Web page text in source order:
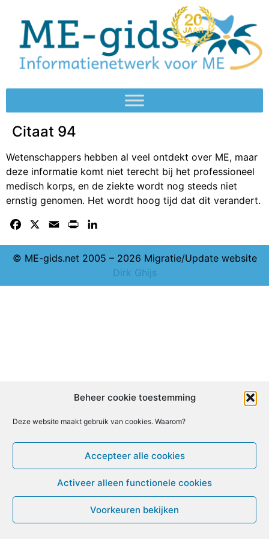
Beheer cookie toestemming
Deze website maakt gebruik van cookies. Waarom?
Accepteer alle cookies
Activeer alleen functionele cookies
Voorkeuren bekijken
Citaat 94
Wetenschappers hebben al veel ontdekt over ME, maar
deze informatie komt niet terecht bij het professioneel
medisch korps, en de ziekte wordt nog steeds niet
ernstig genomen. Het wordt hoog tijd dat dit verandert.
Facebook Email Print
© ME-gids.net 2005 – 2026 Migratie/Update website
Dirk Ghijs